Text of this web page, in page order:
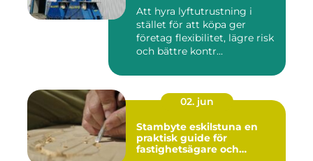
Att hyra lyftutrustning i
stället för att köpa ger
företag flexibilitet, lägre risk
och bättre kontr...
02. jun
Stambyte eskilstuna en
praktisk guide för
fastighetsägare och